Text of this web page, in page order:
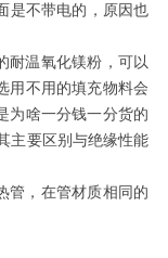
不带电的，原因也
耐温氧化镁粉，可以
用不用的填充物料会
为啥一分钱一分货的
主要区别与绝缘性能
管，在管材质相同的